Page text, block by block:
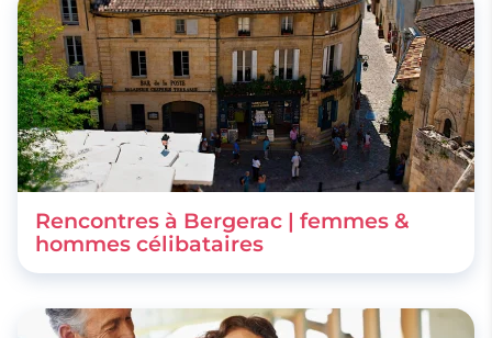
Rencontres à Bergerac | femmes &
hommes célibataires